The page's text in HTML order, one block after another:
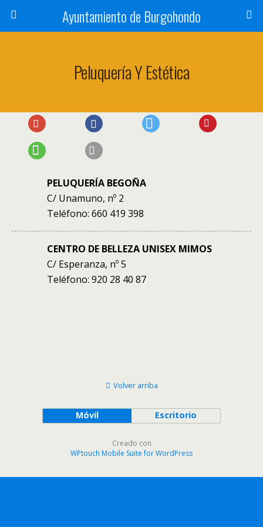
Ayuntamiento de Burgohondo
Peluquería Y Estética
PELUQUERÍA BEGOÑA
C/ Unamuno, nº 2
Teléfono: 660 419 398
CENTRO DE BELLEZA UNISEX MIMOS
C/ Esperanza, nº 5
Teléfono: 920 28 40 87
Volver arriba
Móvil Escritorio
Creado con
WPtouch Mobile Suite for WordPress